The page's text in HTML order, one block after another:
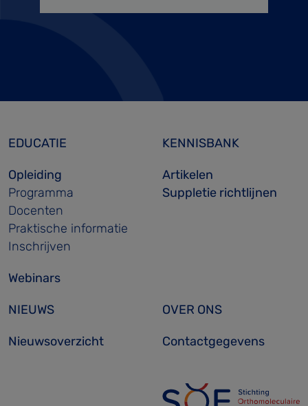
EDUCATIE
Opleiding
Programma
Docenten
Praktische informatie
Inschrijven
Webinars
KENNISBANK
Artikelen
Suppletie richtlijnen
NIEUWS
Nieuwsoverzicht
OVER ONS
Contactgegevens